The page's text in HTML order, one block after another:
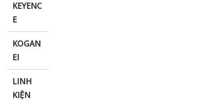
KEYENC
E
KOGAN
EI
LINH
KIỆN